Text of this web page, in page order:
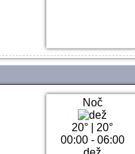
Noč
20°
20°
00:00 - 06:00